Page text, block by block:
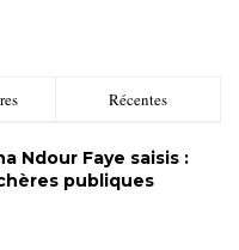
Récentes
Ndour Faye saisis :
publiques